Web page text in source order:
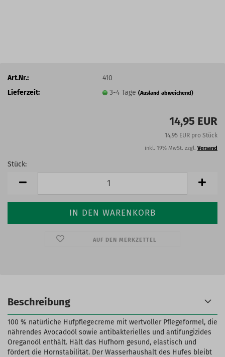
Art.Nr.:
410
Lieferzeit:
3-4 Tage(Ausland abweichend)
14,95 EUR
14,95 EUR pro Stück
inkl. 19% MwSt. zzgl. Versand
Stück:
AUF DEN MERKZETTEL
Beschreibung
100 % natürliche Hufpflegecreme mit wertvoller Pflegeformel, die
nährendes Avocadoöl sowie antibakterielles und antifungizides
Oreganoöl enthält. Hält das Hufhorn gesund, elastisch und
fördert die Hornstabilität. Der Wasserhaushalt des Hufes bleibt